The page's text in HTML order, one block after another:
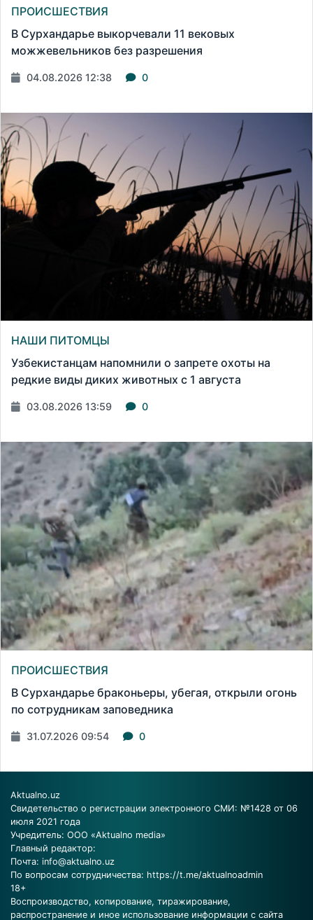
ПРОИСШЕСТВИЯ
В Сурхандарье выкорчевали 11 вековых
можжевельников без разрешения
04.08.2026 12:38 0
НАШИ ПИТОМЦЫ
Узбекистанцам напомнили о запрете охоты на
редкие виды диких животных с 1 августа
03.08.2026 13:59 0
ПРОИСШЕСТВИЯ
В Сурхандарье браконьеры, убегая, открыли огонь
по сотрудникам заповедника
31.07.2026 09:54 0
Aktualno.uz
Свидетельство о регистрации электронного СМИ: №1428 от 06
июля 2021 года
Учредитель: ООО «Aktualno media»
Главный редактор:
Почта: info@aktualno.uz
По вопросам сотрудничества: https://t.me/aktualnoadmin
18+
Воспроизводство, копирование, тиражирование,
распространение и иное использование информации с сайта